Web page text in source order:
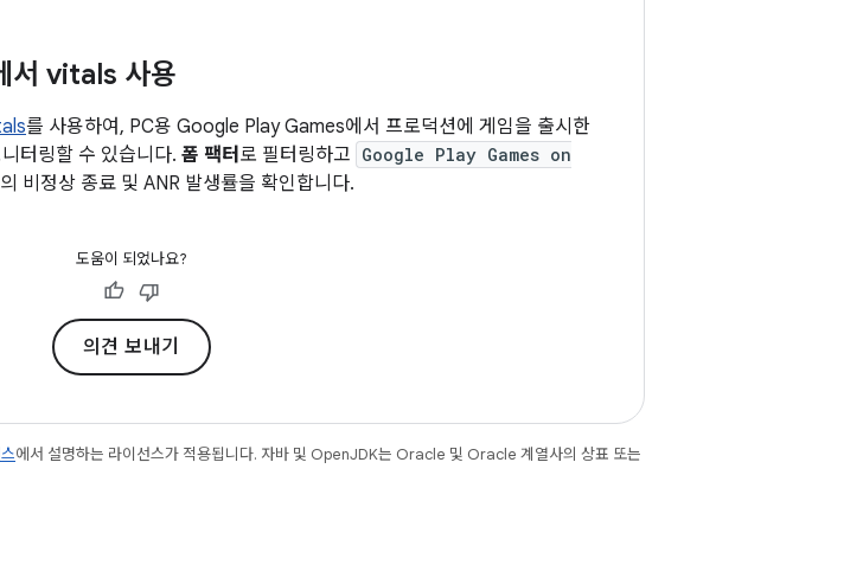
서 vitals 사용
를 사용하여, PC용 Google Play Games에서 프로덕션에 게임을 출시한
터링할 수 있습니다. 폼 팩터 로 필터링하고 Google Play Games on
비정상 종료 및 ANR 발생률을 확인합니다.
도움이 되었나요?
의견 보내기
에서 설명하는 라이선스가 적용됩니다. 자바 및 OpenJDK는 Oracle 및 Oracle 계열사의 상표 또는